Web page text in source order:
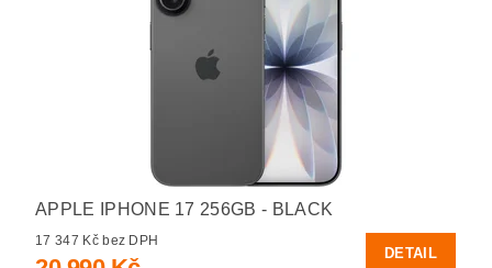
APPLE IPHONE 17 256GB - BLACK
17 347 Kč bez DPH
DETAIL